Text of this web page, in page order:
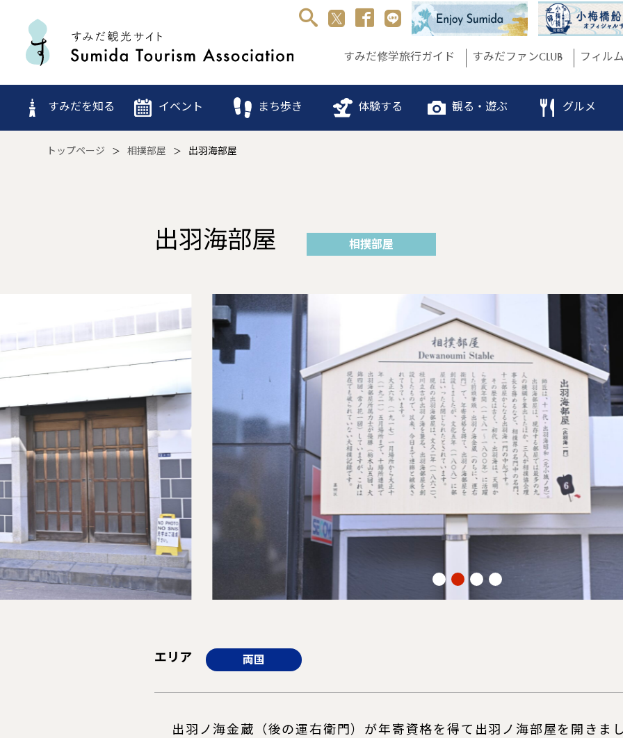
すみだ修学旅行ガイド すみだファンCLUB フィル
すみだを知る イベント まち歩き 体験する 観る・遊ぶ グルメ
トップページ 相撲部屋 出羽海部屋
出羽海部屋 相撲部屋
エリア 両国
出羽ノ海金蔵（後の運右衛門）が年寄資格を得て出羽ノ海部屋を開きま